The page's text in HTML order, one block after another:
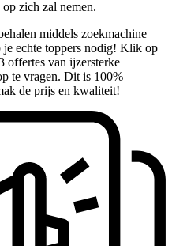
zich zal nemen.
middels zoekmachine
je echte toppers nodig! Klik op
offertes van ijzersterke
te vragen. Dit is 100%
de prijs en kwaliteit!